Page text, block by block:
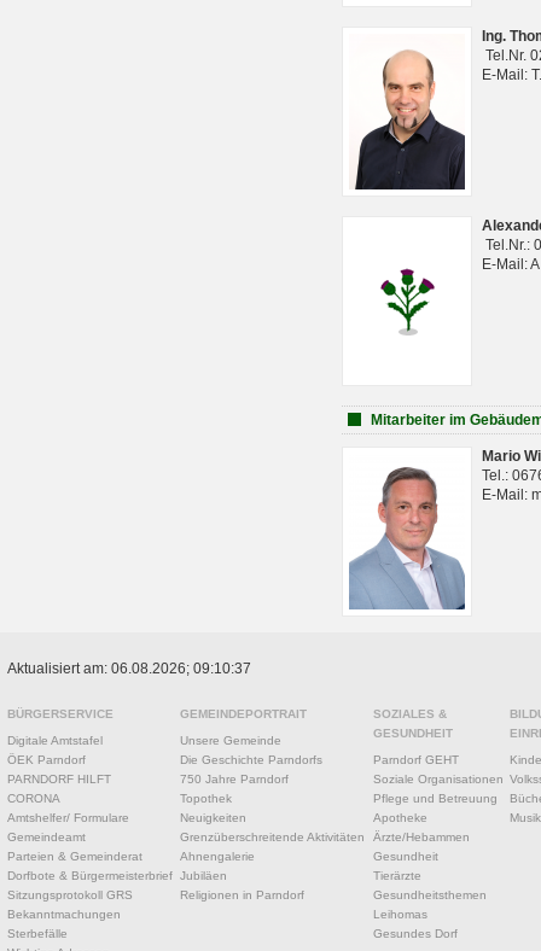
Ing.
Tel.Nr.
E-Mail:
Tel.Nr.:
E-Mail:
Mitarbeiter im
Mario
Tel.:
E-Mail:
Aktualisiert am: 06.08.2026; 09:10:37
BÜRGERSERVICE
Digitale Amtstafel
ÖEK Parndorf
PARNDORF HILFT
CORONA
Amtshelfer/ Formulare
Gemeindeamt
Parteien & Gemeinderat
Dorfbote & Bürgermeisterbrief
Sitzungsprotokoll GRS
Bekanntmachungen
Sterbefälle
GEMEINDEPORTRAIT
Unsere Gemeinde
Die Geschichte Parndorfs
750 Jahre Parndorf
Topothek
Neuigkeiten
Grenzüberschreitende Aktivitäten
Ahnengalerie
Jubiläen
Religionen in Parndorf
SOZIALES &
GESUNDHEIT
Parndorf GEHT
Soziale Organisationen
Pflege und Betreuung
Apotheke
Ärzte/Hebammen
Gesundheit
Tierärzte
Gesundheitsthemen
Leihomas
Gesundes Dorf